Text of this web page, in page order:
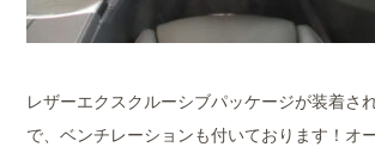
レザーエクスクルーシブパッケージが装着さ
で、ベンチレーションも付いております！オ